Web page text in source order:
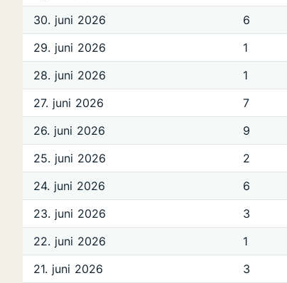
30. juni 2026
6
29. juni 2026
1
28. juni 2026
1
27. juni 2026
7
26. juni 2026
9
25. juni 2026
2
24. juni 2026
6
23. juni 2026
3
22. juni 2026
1
21. juni 2026
3